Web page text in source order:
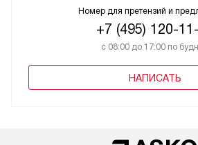
Номер для претензий и
+7 (495) 120-
с 08:00 до 17:00 по
НАПИСАТЬ